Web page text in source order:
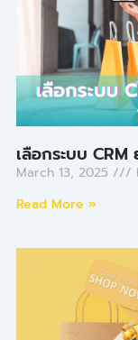
เลือกระบบ
March 13, 2025
Read More »